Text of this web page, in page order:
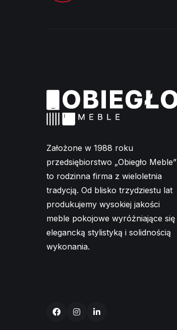
Założone w 1988 roku
przedsiębiorstwo „Obiegło Meble”
to rodzinna firma z wieloletnia
tradycją. Od blisko trzydziestu lat
produkujemy wysokiej jakości
meble pokojowe wyróżniające się
elegancką stylistyką i solidnością
wykonania.